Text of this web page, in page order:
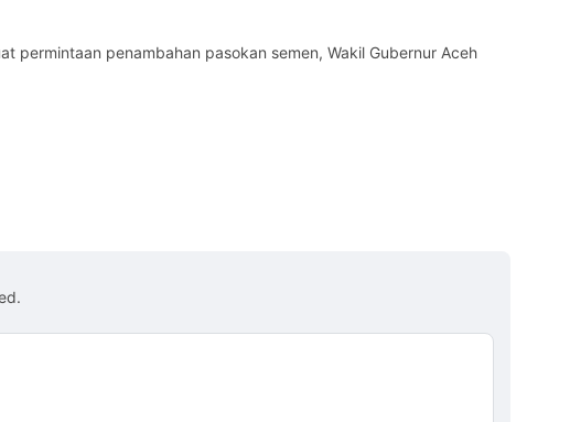
permintaan penambahan pasokan semen, Wakil Gubernur Aceh